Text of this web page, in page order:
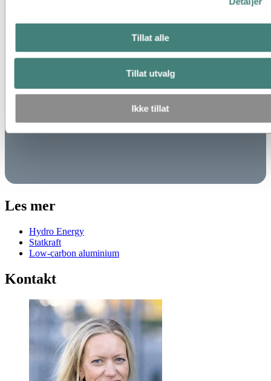
Tillat alle
Tillat utvalg
Ikke tillat
Les mer
Hydro Energy
Statkraft
Low-carbon aluminium
Kontakt